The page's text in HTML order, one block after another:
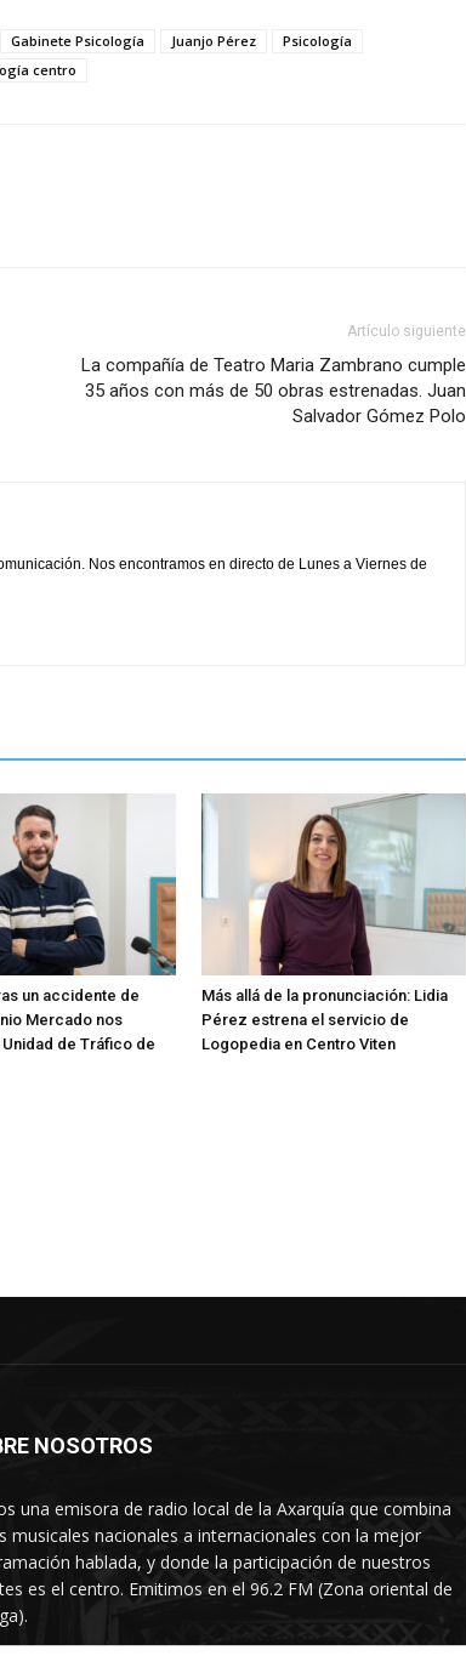
Gabinete Psicología Juanjo Pérez
Psicología
centro
Artículo siguiente
La compañía de Teatro Maria Zambrano cumple
35 años con más de 50 obras estrenadas. Juan
Salvador Gómez Polo
Nos encontramos en directo de Lunes a Viernes de
un accidente de
Mercado nos
de Tráfico de
Más allá de la pronunciación: Lidia
Pérez estrena el servicio de
Logopedia en Centro Viten
NOSOTROS
una emisora de radio local de la Axarquía que combina
musicales nacionales a internacionales con la mejor
hablada, y donde la participación de nuestros
es el centro. Emitimos en el 96.2 FM (Zona oriental de